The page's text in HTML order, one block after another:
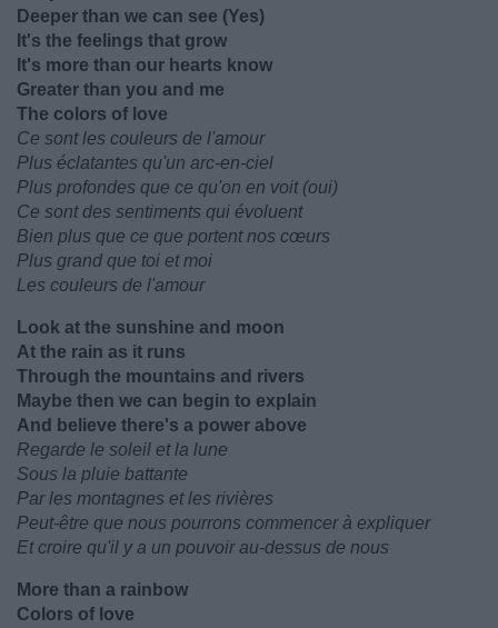
Deeper than we can see (Yes)
It's the feelings that grow
It's more than our hearts know
Greater than you and me
The colors of love
Ce sont les couleurs de l'amour
Plus éclatantes qu'un arc-en-ciel
Plus profondes que ce qu'on en voit (oui)
Ce sont des sentiments qui évoluent
Bien plus que ce que portent nos cœurs
Plus grand que toi et moi
Les couleurs de l'amour
Look at the sunshine and moon
At the rain as it runs
Through the mountains and rivers
Maybe then we can begin to explain
And believe there's a power above
Regarde le soleil et la lune
Sous la pluie battante
Par les montagnes et les rivières
Peut-être que nous pourrons commencer à expliquer
Et croire qu'il y a un pouvoir au-dessus de nous
More than a rainbow
Colors of love